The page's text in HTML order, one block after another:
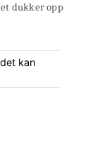
dukker opp
kan